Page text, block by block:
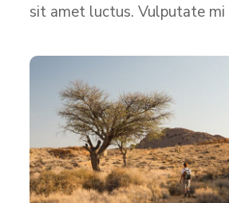
sit amet luctus. Vulputate mi